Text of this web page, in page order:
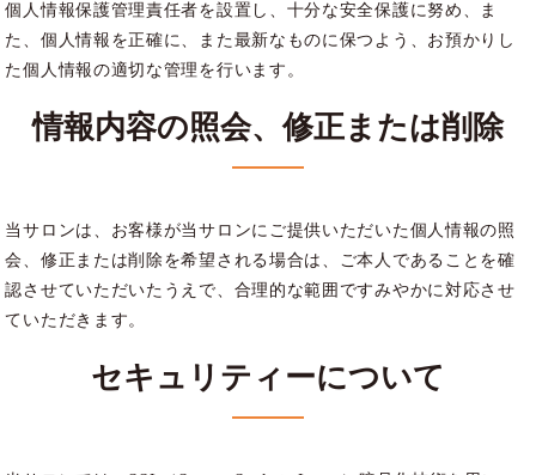
個人情報保護管理責任者を設置し、十分な安全保護に努め、ま
た、個人情報を正確に、また最新なものに保つよう、お預かりし
た個人情報の適切な管理を行います。
情報内容の照会、修正または削除
当サロンは、お客様が当サロンにご提供いただいた個人情報の照
会、修正または削除を希望される場合は、ご本人であることを確
認させていただいたうえで、合理的な範囲ですみやかに対応させ
ていただきます。
セキュリティーについて